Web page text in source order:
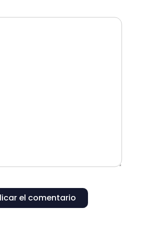
el comentario